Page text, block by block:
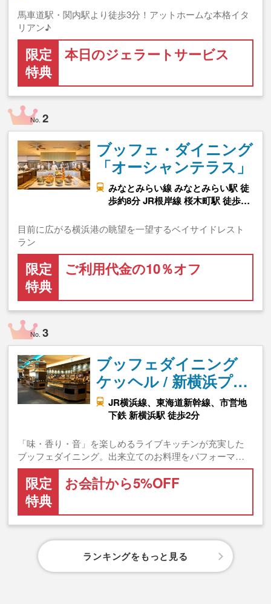
馬車道駅・関内駅より徒歩3分！アットホームな本格イタ
リアン♪
限定
特典
本日のジェラートサービス
No.2
ブッフェ・ダイニング
「オーシャンテラス」
みなとみらい線 みなとみらい駅 徒
歩約8分 JR根岸線 桜木町駅 徒歩…
目前に広がる横浜港の眺望を一望するベイサイドレスト
ラン
限定
特典
ご利用代金の10％オフ
No.3
ブッフェダイニング
ケッヘル / 新横浜プ…
JR横浜線、東海道新幹線、市営地
下鉄 新横浜駅 徒歩2分
「味・香り・音」を楽しめるライブキッチンが充実した
ブッフェダイニング。出来立てのお料理をパフォーマ…
限定
特典
お会計から5%OFF
ランキングをもっと見る